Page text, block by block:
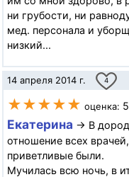
ни грубости, ни
мед. персонала и
низкий...
14 апреля 2014 г. 4
★★★★★ оценка: 5
Екатерина → В
отношение всех
приветливые были.
Мучилась всю ночь, в